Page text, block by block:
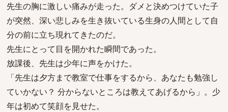
先生の胸に激しい痛みが走った。ダメと決めつけていた子
が突然、深い悲しみを生き抜いている生身の人間として自
分の前に立ち現れてきたのだ。
先生にとって目を開かれた瞬間であった。
放課後、先生は少年に声をかけた。
「先生は夕方まで教室で仕事をするから、あなたも勉強し
ていかない？ 分からないところは教えてあげるから」。少
年は初めて笑顔を見せた。